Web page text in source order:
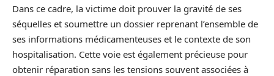
Dans ce cadre, la victime doit prouver la gravité de ses
séquelles et soumettre un dossier reprenant l’ensemble de
ses informations médicamenteuses et le contexte de son
hospitalisation. Cette voie est également précieuse pour
obtenir réparation sans les tensions souvent associées à